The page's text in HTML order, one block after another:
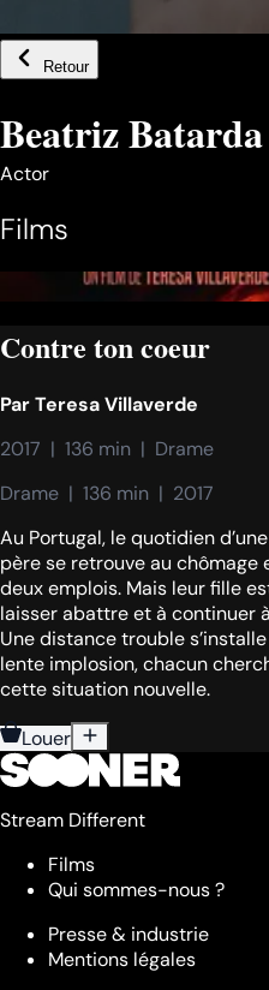
Retour
Beatriz Batarda
Actor
Films
Contre ton coeur
ParTeresa Villaverde
2017  |  136 min  |  Drame
Drame  |  136 min  |  2017
Au Portugal, le quotidien
père se retrouve au
deux emplois. Mais leur fille
laisser abattre et à continuer
Une distance trouble
lente implosion, chacun
cette situation nouvelle.
Louer
Stream Different
Films
Qui sommes-nous ?
Presse & industrie
Mentions légales